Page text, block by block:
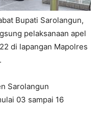
Bupati Sarolangun,
pelaksanaan apel
di lapangan Mapolres
Sarolangun
03 sampai 16